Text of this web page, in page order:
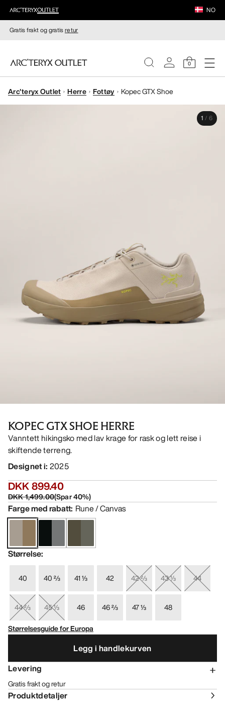
NO
Gratis frakt og gratisretur
0
DAMER
Arc'teryx Outlet Herre Fottøy Kopec GTX Shoe
1 / 6
KOPEC GTX SHOE HERRE
Vanntett hikingsko med lav krage for rask og lett reise i
skiftende terreng.
Designet i: 2025
DKK 899.40
DKK 1,499.00(Spar40%)
Farge med rabatt: Rune / Canvas
Størrelse:
40 40 ⅔ 41 ⅓ 42 42 ⅔ 43 ⅓ 44
44 ⅔ 45 ⅓ 46 46 ⅔ 47 ⅓
48
Størrelsesguide for Europa
Legg i handlekurven
Levering
Gratis frakt og retur
Produktdetaljer